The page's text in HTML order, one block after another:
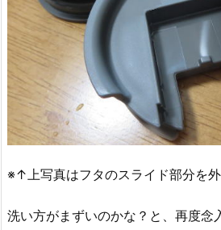
※↑上写真はフタのスライド部分を外
洗い方がまずいのかな？と、再度念